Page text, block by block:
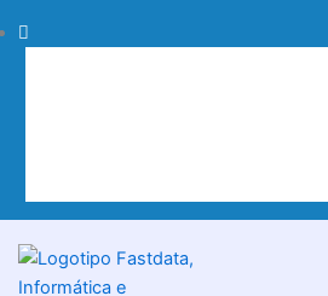
to
Procurar